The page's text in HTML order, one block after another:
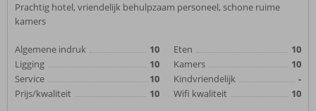
Prachtig hotel, vriendelijk behulpzaam personeel, schone ruime
kamers
Algemene indruk
10
Ligging
10
Service
10
Prijs/kwaliteit
10
Eten
10
Kamers
10
Kindvriendelijk
-
Wifi kwaliteit
10